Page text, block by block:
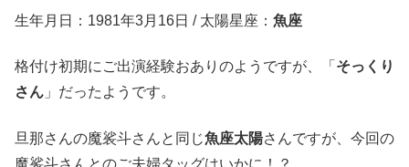
生年月日：1981年3月16日 / 太陽星座： 魚座
格付け初期にご出演経験おありのようですが、「 そっくり
さん 」だったようです。
旦那さんの魔裟斗さんと同じ魚座太陽さんですが、今回の
魔裟斗さんとのご夫婦タッグはいかに！？